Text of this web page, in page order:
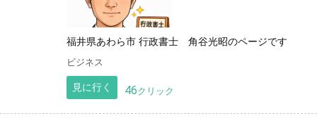
福井県あわら市 行政書士 角谷光昭のページです
ビジネス
見に行く 46クリック